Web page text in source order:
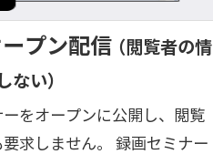
ープン配信 （閲覧者の情
ない）
をオープンに公開し、閲覧
求しません。 録画セミナー